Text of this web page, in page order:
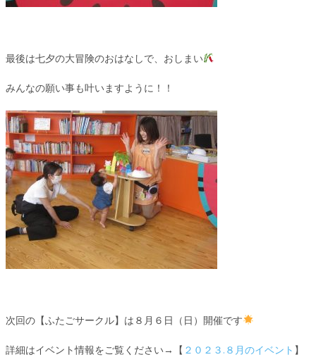
最後は七夕の大冒険のおはなしで、おしまい
みんなの願い事も叶いますように！！
次回の【ふたごサークル】は８月６日（日）開催です
詳細はイベント情報をご覧ください→【 ２０２３.８月のイベント 】